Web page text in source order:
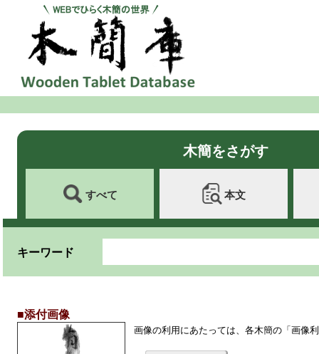
木簡をさがす
すべて 本文
キーワード
■添付画像
画像の利用にあたっては、各木簡の「画像